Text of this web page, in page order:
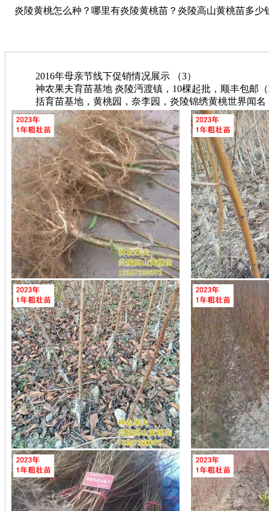
炎陵黄桃怎么种？哪里有炎陵黄桃苗？炎陵高山黄桃苗多少
2016年母亲节线下促销情况展示 （3）
神农果夫育苗基地 炎陵沔渡镇，10棵起批，顺丰包邮
括育苗基地，黄桃园，奈李园，炎陵锦绣黄桃世界闻名